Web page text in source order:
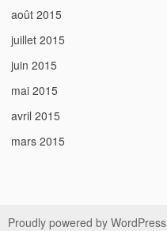
août 2015
juillet 2015
juin 2015
mai 2015
avril 2015
mars 2015
Proudly powered by WordPress